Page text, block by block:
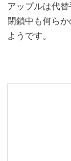
アップルは代替
閉鎖中も何ら
ようです。